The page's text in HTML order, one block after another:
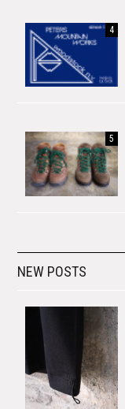
NEW POSTS